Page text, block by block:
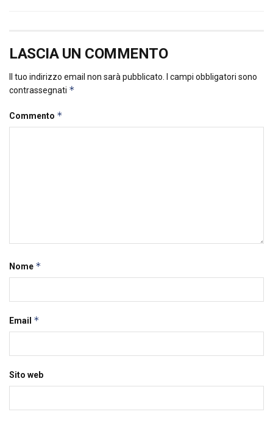
LASCIA UN COMMENTO
Il tuo indirizzo email non sarà pubblicato.
I campi obbligatori sono
contrassegnati *
Commento *
Nome *
Email *
Sito web